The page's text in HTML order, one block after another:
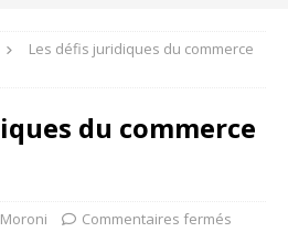
Les défis juridiques du commerce
du commerce
Commentaires fermés